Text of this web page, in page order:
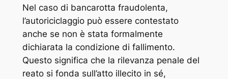
Nel caso di bancarotta fraudolenta,
l’autoriciclaggio può essere contestato
anche se non è stata formalmente
dichiarata la condizione di fallimento.
Questo significa che la rilevanza penale del
reato si fonda sull’atto illecito in sé,